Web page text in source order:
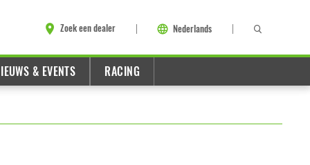
Zoek een dealer Nederlands
& EVENTS RACING